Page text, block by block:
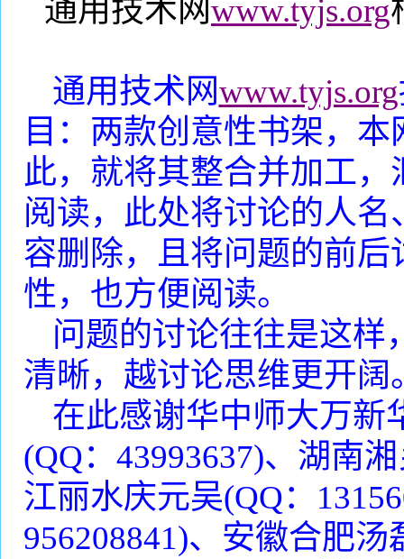
通用技术网www.tyjs.org
通用技术网www.tyjs.org
目：两款创意性书架，
此，就将其整合并加工
阅读，此处将讨论的人名
容删除，且将问题的前
性，也方便阅读。
问题的讨论往往是这样
清晰，越讨论思维更开阔
在此感谢华中师大万新
(QQ： 43993637)、 湖南
江丽水庆元吴(QQ：
956208841)、安徽合肥汤